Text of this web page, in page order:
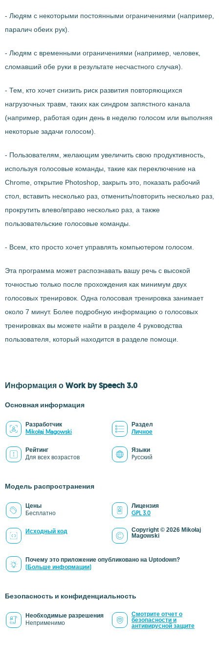
- Людям с некоторыми постоянными ограничениями (например,
паралич обеих рук).
- Людям с временными ограничениями (например, человек,
сломавший обе руки в результате несчастного случая).
- Тем, кто хочет снизить риск развития повторяющихся
нагрузочных травм, таких как синдром запястного канала
(например, работая один день в неделю голосом или выполняя
некоторые задачи голосом).
- Пользователям, желающим увеличить свою продуктивность,
используя голосовые команды, такие как переключение на
Chrome, открытие Photoshop, закрыть это, показать рабочий
стол, вставить несколько раз, отменить/повторить несколько раз,
прокрутить влево/вправо несколько раз, а также
пользовательские голосовые команды.
- Всем, кто просто хочет управлять компьютером голосом.
Эта программа может распознавать вашу речь с высокой
точностью только после прохождения как минимум двух
голосовых тренировок. Одна голосовая тренировка занимает
около 7 минут. Более подробную информацию о голосовых
тренировках вы можете найти в разделе 4 руководства
пользователя, который находится в разделе помощи.
Информация о Work by Speech 3.0
Основная информация
Разработчик
Mikołaj Magowski
Раздел
Личное
Рейтинг
Для всех возрастов
Языки
Pусский
Модель распространения
Цены
Бесплатно
Лицензия
GPL 3.0
Исходный код
Copyright © 2026 Mikołaj
Magowski
Почему это приложение опубликовано на Uptodown?
(Больше информации)
Безопасность и конфиденциальность
Необходимые разрешения
Неприменимо
Смотрите отчет о
безопасности и
антивирусной защите